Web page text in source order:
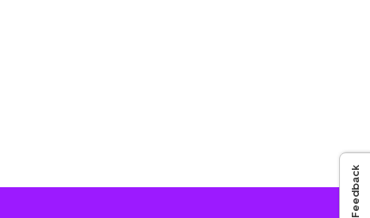
Feedback